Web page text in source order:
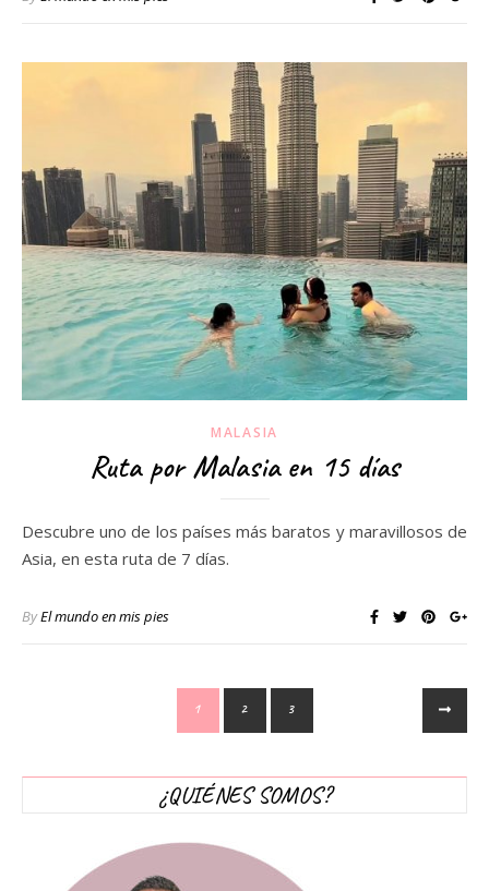
MALASIA
Ruta por Malasia en 15 días
Descubre uno de los países más baratos y maravillosos de
Asia, en esta ruta de 7 días.
ByEl mundo en mis pies
1 2 3
¿QUIÉNES SOMOS?